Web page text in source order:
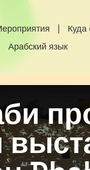
Куда
Арабский язык